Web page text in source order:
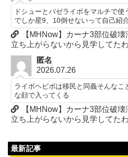
ドシューとバゼライボをマルチで
でしか星9、10倒せないって自己紹
【MHNow】カーナ3部位破
立ち上がらないから見学してたわ
匿名
2026.07.26
ライボヘビボは移民と同義そんなこ
な顔で入ってくる
【MHNow】カーナ3部位破
立ち上がらないから見学してたわ
最新記事